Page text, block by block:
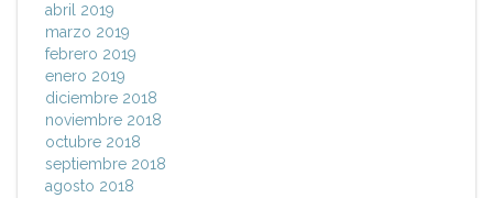
abril 2019
marzo 2019
febrero 2019
enero 2019
diciembre 2018
noviembre 2018
octubre 2018
septiembre 2018
agosto 2018